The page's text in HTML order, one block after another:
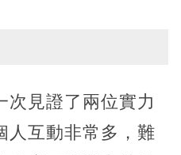
次見證了兩位實力
人互動非常多，難